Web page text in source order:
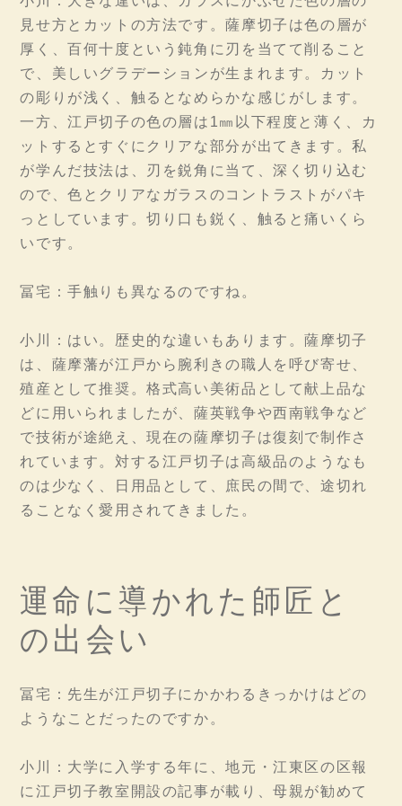
見せ方とカットの方法です。薩摩切子は色の層が
厚く、百何十度という鈍角に刃を当てて削ること
で、美しいグラデーションが生まれます。カット
の彫りが浅く、触るとなめらかな感じがします。
一方、江戸切子の色の層は1㎜以下程度と薄く、カ
ットするとすぐにクリアな部分が出てきます。私
が学んだ技法は、刃を鋭角に当て、深く切り込む
ので、色とクリアなガラスのコントラストがパキ
っとしています。切り口も鋭く、触ると痛いくら
いです。
冨宅：手触りも異なるのですね。
小川：はい。歴史的な違いもあります。薩摩切子
は、薩摩藩が江戸から腕利きの職人を呼び寄せ、
殖産として推奨。格式高い美術品として献上品な
どに用いられましたが、薩英戦争や西南戦争など
で技術が途絶え、現在の薩摩切子は復刻で制作さ
れています。対する江戸切子は高級品のようなも
のは少なく、日用品として、庶民の間で、途切れ
ることなく愛用されてきました。
運命に導かれた師匠と
の出会い
冨宅：先生が江戸切子にかかわるきっかけはどの
ようなことだったのですか。
小川：大学に入学する年に、地元・江東区の区報
に江戸切子教室開設の記事が載り、母親が勧めて